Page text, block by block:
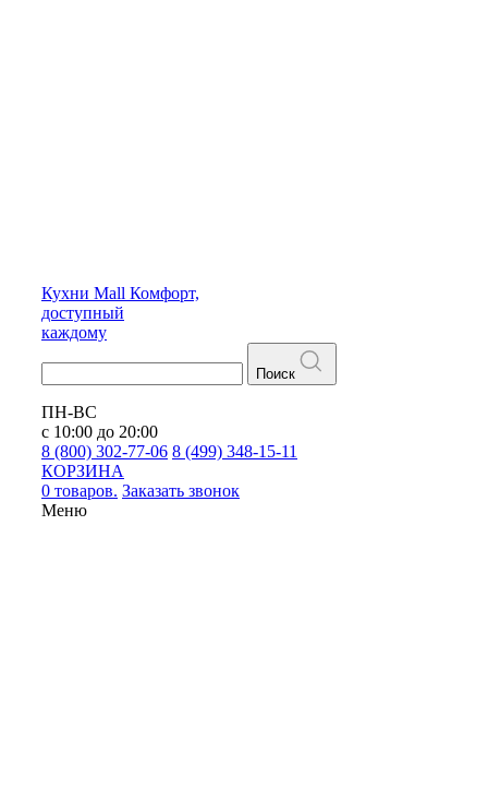
Кухни Mall Комфорт,
доступный
каждому
Поиск
ПН-ВС
с 10:00 до 20:00
8 (800) 302-77-06 8 (499) 348-15-11
КОРЗИНА
0 товаров. Заказать звонок
Меню